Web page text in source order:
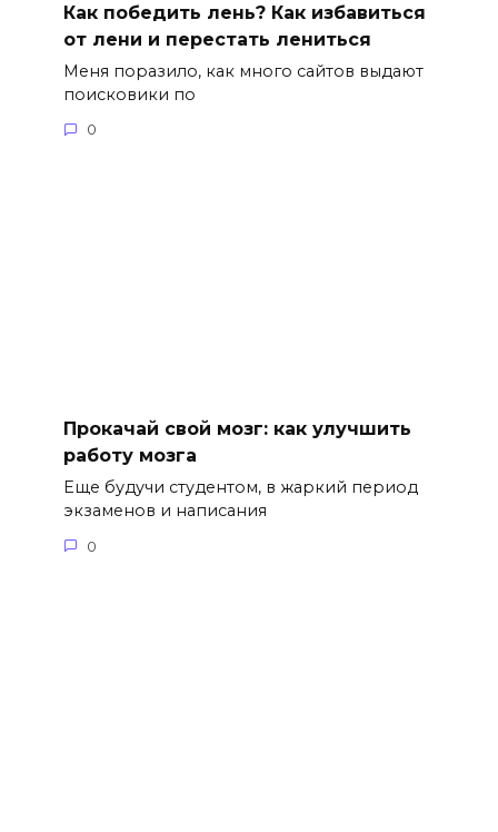
Как победить лень? Как избавиться
от лени и перестать лениться
Меня поразило, как много сайтов выдают
поисковики по
0
Прокачай свой мозг: как улучшить
работу мозга
Еще будучи студентом, в жаркий период
экзаменов и написания
0